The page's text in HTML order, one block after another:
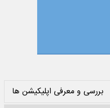
بررسی و معرفی اپلیکیشن ها